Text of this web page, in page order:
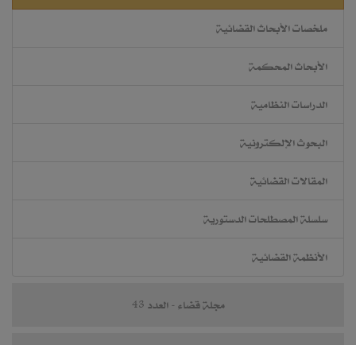
ملخصات الأبحاث القضائية
الأبحاث المحكمة
الدراسات النظامية
البحوث الإلكترونية
المقالات القضائية
سلسلة المصطلحات الدستورية
الأنظمة القضائية
مجلة قضاء - العدد 43